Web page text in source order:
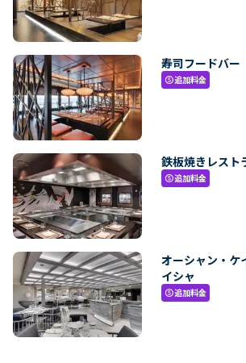
寿司フードバー
paid追加料金
鉄板焼きレスト
paid追加料金
オーシャン・ケ
イシャ
paid追加料金